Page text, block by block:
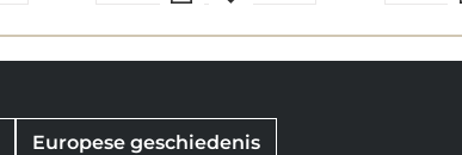
Europese geschiedenis